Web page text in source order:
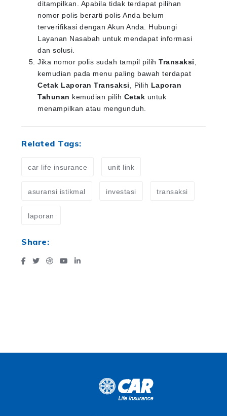
ditampilkan. Apabila tidak terdapat pilihan
nomor polis berarti polis Anda belum
terverifikasi dengan Akun Anda. Hubungi
Layanan Nasabah untuk mendapat informasi
dan solusi.
Jika nomor polis sudah tampil pilihTransaksi
kemudian pada menu paling bawah terdapat
Cetak Laporan Transaksi
, Pilih Laporan
Tahunan kemudian pilih Cetak untuk
menampilkan atau mengunduh.
Related Tags:
car life insurance unit link
asuransi istikmal investasi transaksi
laporan
Share: